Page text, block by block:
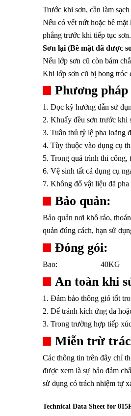
Trước khi sơn, cần làm
Nếu có vết nứt hoặc bề
phẳng trước khi tiếp tục sơn.
Sơn lại (Bề mặt đã được
Nếu lớp sơn cũ còn bám
Khi lớp sơn cũ bị bong tróc
Phương
1. Đọc kỹ hướng dẫn sử
2. Khuấy đều sơn trước khi
3. Tuân thủ tỷ lệ pha loãng
4. Tùy thuộc vào dụng cụ
5. Trong quá trình thi công,
6. Vệ sinh tất cả dụng cụ
7. Không đổ vật liệu đã
Bảo quản:
Bảo quản nơi khô ráo,
quản đúng cách, hạn sử
Đóng gói:
Bao: 40KG
An toàn khi
1. Đảm bảo thông gió tốt
2. Để tránh kích ứng da
3. Trong trường hợp tiếp
Miễn trừ
Các thông tin trên đây chỉ
được xem là sự bảo đảm
sử dụng có trách nhiệm tự
Technical Data Sheet for